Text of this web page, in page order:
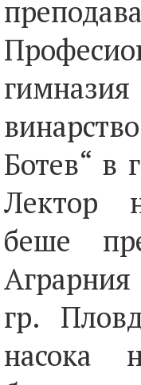
Ботев“ в
Лектор
беше
гр.
насока